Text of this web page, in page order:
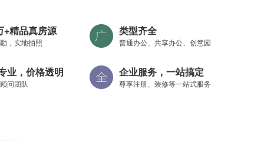
+精品真房源
，实地拍照
类型齐全
普通办公、共享办公、创意园
业，价格透明
问团队
企业服务，一站搞定
尊享注册、装修等一站式服务